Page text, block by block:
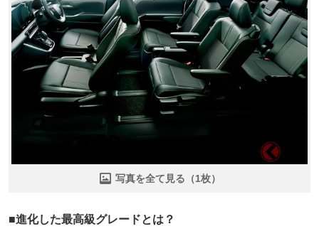
写真を全て見る（1枚）
■進化した最高級グレードとは？